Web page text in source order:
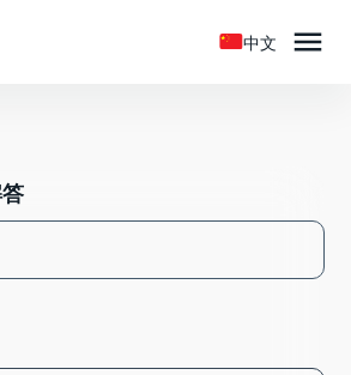
中文 
真实账户的分步指南